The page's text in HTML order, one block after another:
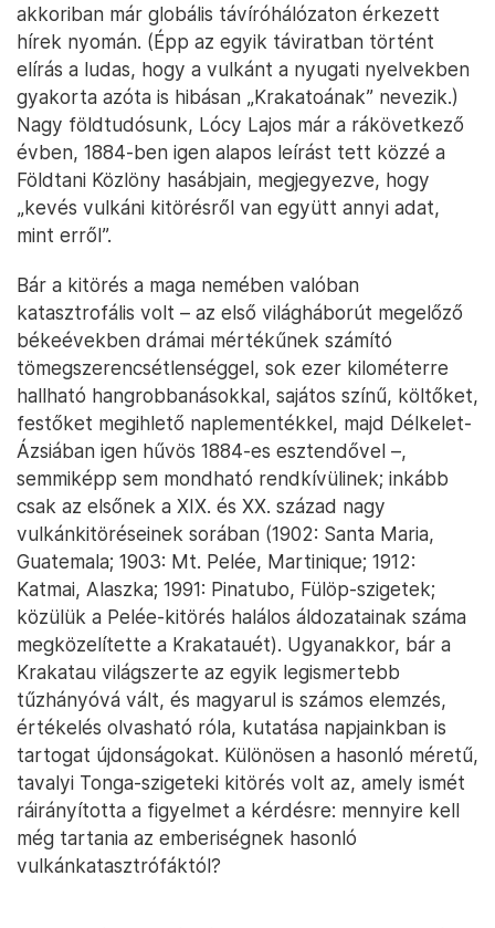
akkoriban már globális távíróhálózaton érkezett
hírek nyomán. (Épp az egyik táviratban történt
elírás a ludas, hogy a vulkánt a nyugati nyelvekben
gyakorta azóta is hibásan „Krakatoának” nevezik.)
Nagy földtudósunk, Lócy Lajos már a rákövetkező
évben, 1884-ben igen alapos leírást tett közzé a
Földtani Közlöny hasábjain, megjegyezve, hogy
„kevés vulkáni kitörésről van együtt annyi adat,
mint erről”.
Bár a kitörés a maga nemében valóban
katasztrofális volt – az első világháborút megelőző
békeévekben drámai mértékűnek számító
tömegszerencsétlenséggel, sok ezer kilométerre
hallható hangrobbanásokkal, sajátos színű, költőket,
festőket megihlető naplementékkel, majd Délkelet-
Ázsiában igen hűvös 1884-es esztendővel –,
semmiképp sem mondható rendkívülinek; inkább
csak az elsőnek a XIX. és XX. század nagy
vulkánkitöréseinek sorában (1902: Santa Maria,
Guatemala; 1903: Mt. Pelée, Martinique; 1912:
Katmai, Alaszka; 1991: Pinatubo, Fülöp-szigetek;
közülük a Pelée-kitörés halálos áldozatainak száma
megközelítette a Krakatauét). Ugyanakkor, bár a
Krakatau világszerte az egyik legismertebb
tűzhányóvá vált, és magyarul is számos elemzés,
értékelés olvasható róla, kutatása napjainkban is
tartogat újdonságokat. Különösen a hasonló méretű,
tavalyi Tonga-szigeteki kitörés volt az, amely ismét
ráirányította a figyelmet a kérdésre: mennyire kell
még tartania az emberiségnek hasonló
vulkánkatasztrófáktól?